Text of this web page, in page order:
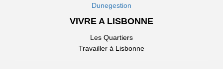
Dunegestion
VIVRE A LISBONNE
Les Quartiers
Travailler à Lisbonne